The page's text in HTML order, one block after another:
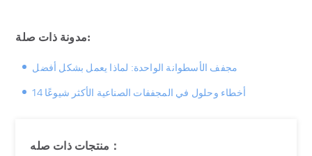
c. عزل المجفف في الطقس البارد للحفاظ على درجات
d. تركيب جهاز تحكم في درجة الحرارة لمراقبة وضبط
والتفريغ وداخل الأسطوانة لمنع انسداد الغبار وضمان تدفق
هواء سلس في عملية تجفيف الرمل. تحقق من تزييت
التروس والمحامل لمنع التآكل، وافحص نظام الاحتراق
للتأكد من إمدادات الوقود المناسبة وتوزيع الحرارة بشكل
مدونة ذات صلة:
مجفف الأسطوانة الواحدة: لماذا يعمل بشكل أفضل
14 أخطاء وحلول في المجففات الصناعية الأكثر شيوعًا
منتجات ذات صله：